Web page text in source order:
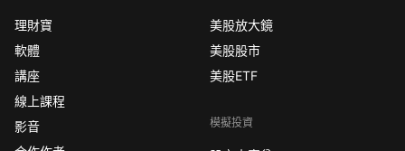
理財寶
軟體
講座
線上課程
影音
美股放大鏡
美股股市
美股ETF
模擬投資